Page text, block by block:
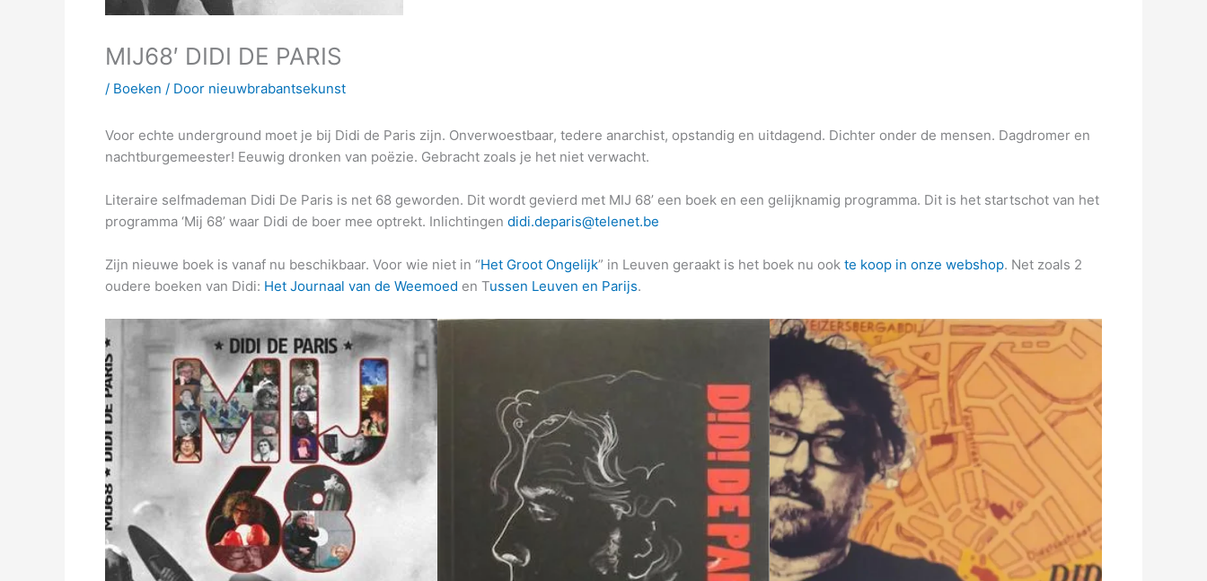
MIJ68′ DIDI DE PARIS
/ Boeken / Door nieuwbrabantsekunst
Voor echte underground moet je bij Didi de Paris zijn. Onverwoestbaar, tedere anarchist, opstandig en uitdagend. Dichter onder de mensen. Dagdromer en
nachtburgemeester! Eeuwig dronken van poëzie. Gebracht zoals je het niet verwacht.
Literaire selfmademan Didi De Paris is net 68 geworden. Dit wordt gevierd met MIJ 68’ een boek en een gelijknamig programma. Dit is het startschot van het
programma ‘Mij 68’ waar Didi de boer mee optrekt. Inlichtingen didi.deparis@telenet.be
Zijn nieuwe boek is vanaf nu beschikbaar. Voor wie niet in “Het Groot Ongelijk” in Leuven geraakt is het boek nu ook te koop in onze webshop. Net zoals 2
oudere boeken van Didi: Het Journaal van de Weemoed en Tussen Leuven en Parijs.